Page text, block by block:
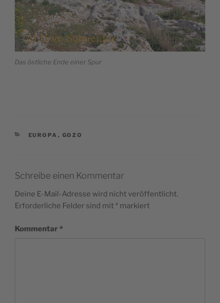
Das östliche Ende einer Spur
KATEGORIEN
EUROPA , GOZO
Schreibe einen Kommentar
Deine E-Mail-Adresse wird nicht veröffentlicht.
Erforderliche Felder sind mit * markiert
Kommentar *